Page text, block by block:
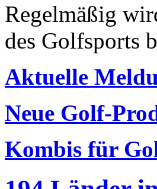
Regelmäßig
des Golfsports
Aktuelle
Neue Golf-
Kombis für